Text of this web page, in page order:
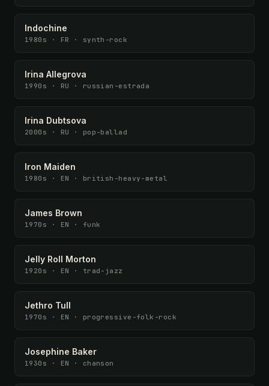
Indochine
1980s · FR · synth-rock
Irina Allegrova
1990s · RU · russian-estrada
Irina Dubtsova
2000s · RU · pop-ballad
Iron Maiden
1980s · EN · british-heavy-metal
James Brown
1970s · EN · funk
Jelly Roll Morton
1920s · EN · trad-jazz
Jethro Tull
1970s · EN · progressive-folk-rock
Josephine Baker
1930s · EN · chanson